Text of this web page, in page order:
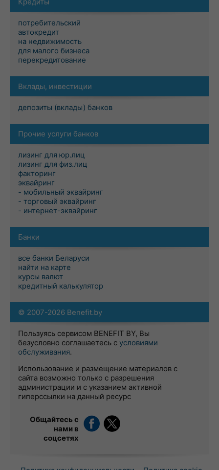
потребительский
автокредит
на недвижимость
для малого бизнеса
перекредитование
Вклады, инвестиции
депозиты (вклады) банков
Прочие услуги банков
лизинг для юр.лиц
лизинг для физ.лиц
факторинг
эквайринг
- мобильный эквайринг
- торговый эквайринг
- интернет-эквайринг
Банки
все банки Беларуси
найти на карте
курсы валют
кредитный калькулятор
© 2007-2026 Benefit.by
Пользуясь сервисом BENEFIT BY, Вы
безусловно соглашаетесь с условиями
обслуживания.
Использование и размещение материалов с
сайта возможно только с разрешения
администрации и с указанием активной
гиперссылки на данный ресурс
Общайтесь с
нами в
соцсетях